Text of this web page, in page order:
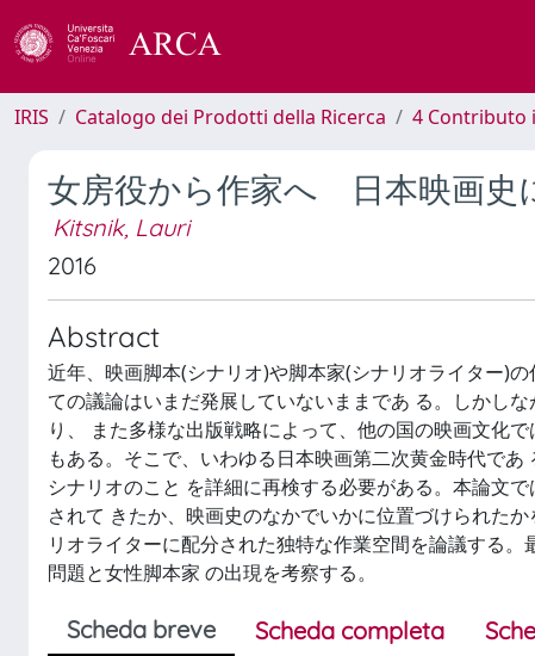
IRIS Catalogo dei Prodotti della Ricerca 4 Contributo
女房役から作家へ 日本映画史
Kitsnik, Lauri
2016
Abstract
近年、映画脚本(シナリオ)や脚本家(シナリオライター)
ての議論はいまだ発展していないままであ る。しかし
り、 また多様な出版戦略によって、他の国の映画文化
もある。そこで、いわゆる日本映画第二次黄金時代で
シナリオのこと を詳細に再検する必要がある。本論文
されて きたか、映画史のなかでいかに位置づけられた
リオライターに配分された独特な作業空間を論議する
問題と女性脚本家 の出現を考察する。
Scheda breve Scheda completa